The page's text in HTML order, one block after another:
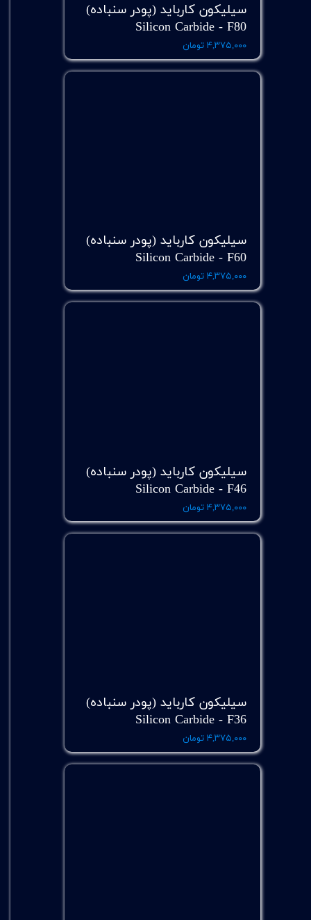
سیلیکون کارباید (پودر سنباده)
Silicon Carbide - F80
۴,۳۷۵,۰۰۰ تومان
سیلیکون کارباید (پودر سنباده)
Silicon Carbide - F60
۴,۳۷۵,۰۰۰ تومان
سیلیکون کارباید (پودر سنباده)
Silicon Carbide - F46
۴,۳۷۵,۰۰۰ تومان
سیلیکون کارباید (پودر سنباده)
Silicon Carbide - F36
۴,۳۷۵,۰۰۰ تومان